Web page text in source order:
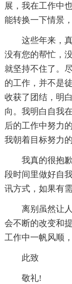
展，我在工作中
能转换一下情景
这些年来，
没有您的帮忙，
就坚持不住了。
的工作，并不是
收获了团结，明
向。我明白自我
后的工作中努力
我朝着目标努力
我真的很抱
段时间里做好自
讯方式，如果有
离别虽然让
会不断的改变和
工作中一帆风顺
此致
敬礼!